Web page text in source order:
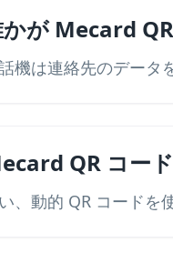
が Mecard
機は連絡先のデータ
QR コー
、動的 QR コードを